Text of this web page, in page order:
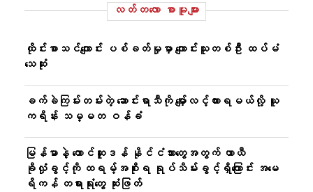
လတ်တ‌လော စာမူများ
ထိုင်းစာသင်ကျောင်း ပစ်ခတ်မှုမှာ ကျောင်းသူတစ်ဦး ထပ်မံ
သေဆုံး
ခက်ခဲကြမ်းတမ်းတဲ့ ဆောင်းရာသီကို မျှော်လင့်ထားရမယ်လို့ ယူ
ကရိန်း သမ္မတ ဝန်ခံ
မြန်မာနဲ့ တောင်ဆူဒန် နိုင်ငံသားတွေအတွက် ယာယီ
ခိုလှုံခွင့်ကို ထရမ့်အစိုးရ ရုပ်သိမ်းခွင့်ရှိကြောင်း အမေ
ရိကန် တရားရုံးတွေ ဆုံးဖြတ်